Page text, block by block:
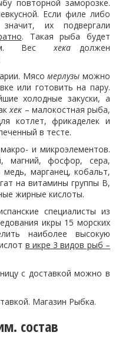
повторной заморозке.
Если филе либо
их подвергали
. Такая рыба будет
Весхека должен
Мясомерлузы можно
или готовить на пару.
холодные закуски, а
хек – малокостная рыба,
котлет, фрикаделек и
в тесте.
и микроэлементов.
магний, фосфор, сера,
марганец, кобальт,
на витамины группы В,
жирные кислоты.
специалисты из
икры 15 морских
наиболее высокую
в икре 3 видов рыб –
с доставкой можно в
Магазин Рыбка.
состав